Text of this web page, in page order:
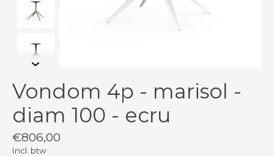
Vondom 4p - marisol -
diam 100 - ecru
€806,00
Incl. btw